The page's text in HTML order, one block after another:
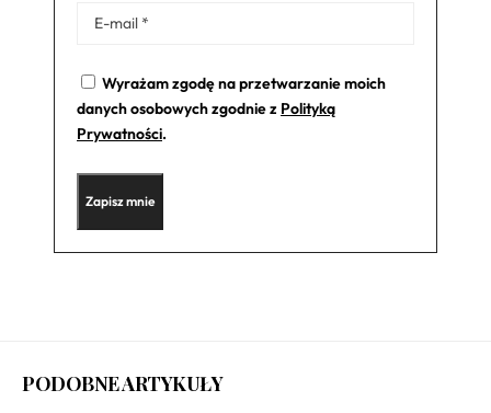
Wyrażam zgodę na przetwarzanie moich
danych osobowych zgodnie z Polityką
Prywatności.
PODOBNE ARTYKUŁY